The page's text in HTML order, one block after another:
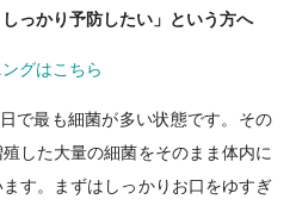
っかり予防したい」という方へ
グはこちら
で最も細菌が多い状態です。その
した大量の細菌をそのまま体内に
す。まずはしっかりお口をゆすぎ